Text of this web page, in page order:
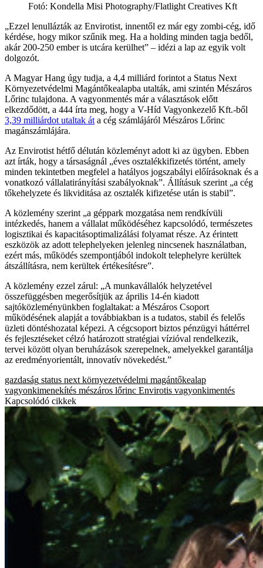
Fotó: Kondella Misi Photography/Flatlight Creatives Kft
„Ezzel lenullázták az Envirotist, innentől ez már egy zombi-cég, idő
kérdése, hogy mikor szűnik meg. Ha a holding minden tagja bedől,
akár 200-250 ember is utcára kerülhet” – idézi a lap az egyik volt
dolgozót.
A Magyar Hang úgy tudja, a 4,4 milliárd forintot a Status Next
Környezetvédelmi Magántőkealapba utalták, ami szintén Mészáros
Lőrinc tulajdona. A vagyonmentés már a választások előtt
elkezdődött, a 444 írta meg, hogy a V-Híd Vagyonkezelő Kft.-ből
3,39 milliárdot utaltak át a cég számlájáról Mészáros Lőrinc
magánszámlájára.
Az Envirotist hétfő délután közleményt adott ki az ügyben. Ebben
azt írták, hogy a társaságnál „éves osztalékkifizetés történt, amely
minden tekintetben megfelel a hatályos jogszabályi előírásoknak és a
vonatkozó vállalatirányítási szabályoknak”. Állításuk szerint „a cég
tőkehelyzete és likviditása az osztalék kifizetése után is stabil”.
A közlemény szerint „a géppark mozgatása nem rendkívüli
intézkedés, hanem a vállalat működéséhez kapcsolódó, természetes
logisztikai és kapacitásoptimalizálási folyamat része. Az érintett
eszközök az adott telephelyeken jelenleg nincsenek használatban,
ezért más, működés szempontjából indokolt telephelyre kerültek
átszállításra, nem kerültek értékesítésre”.
A közlemény ezzel zárul: „A munkavállalók helyzetével
összefüggésben megerősítjük az április 14-én kiadott
sajtóközleményünkben foglaltakat: a Mészáros Csoport
működésének alapját a továbbiakban is a tudatos, stabil és felelős
üzleti döntéshozatal képezi. A cégcsoport biztos pénzügyi háttérrel
és fejlesztéseket célzó határozott stratégiai vízióval rendelkezik,
tervei között olyan beruházások szerepelnek, amelyekkel garantálja
az eredményorientált, innovatív növekedést.”
gazdaság status next környezetvédelmi magántőkealap
vagyonkimenekítés mészáros lőrinc Envirotis vagyonkimentés
Kapcsolódó cikkek